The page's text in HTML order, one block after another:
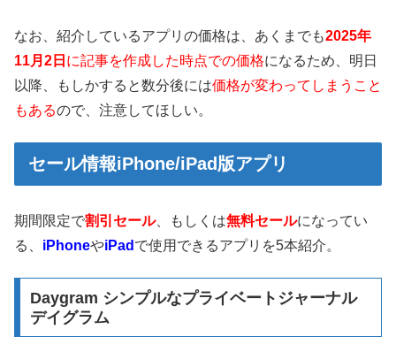
なお、紹介しているアプリの価格は、あくまでも2025年
11月2日 に記事を作成した時点での価格になるため、明日
以降、もしかすると数分後には価格が変わってしまうこと
もあるので、注意してほしい。
セール情報iPhone/iPad版アプリ
期間限定で割引セール、もしくは無料セールになってい
る、 iPhoneやiPad で使用できるアプリを5本紹介。
Daygram シンプルなプライベートジャーナル
デイグラム